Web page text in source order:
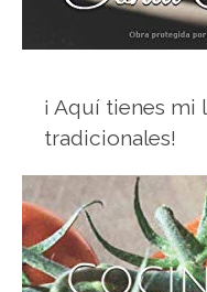
¡ Aquí tienes
tradicionales!